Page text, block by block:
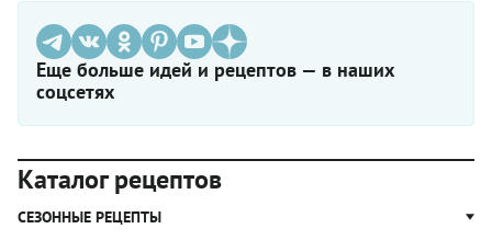
Еще больше идей и рецептов — в наших
соцсетях
Каталог рецептов
СЕЗОННЫЕ РЕЦЕПТЫ